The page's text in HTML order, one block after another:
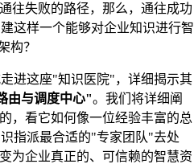
往失败的路径，那么，通往成功
这样一个能够对企业知识进行智
构？
进这座"知识医院"，详细揭示其
由与调度中心"。我们将详细阐
，看它如何像一位经验丰富的总
指派最合适的"专家团队"去处
为企业真正的、可信赖的智慧资